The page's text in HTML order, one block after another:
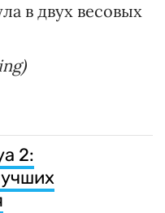
в двух весовых
2: